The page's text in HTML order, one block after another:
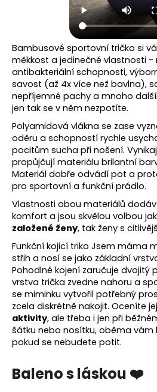
Bambusové sportovní tričko si
měkkost a jedinečné vlastnosti -
antibakteriální schopnosti,
savost (až 4x více než bavlna),
nepříjemné pachy a mnoho
jen tak se v něm nezpotíte.
Polyamidová vlákna se zase
oděru a schopností rychle
pocitům sucha při nošení.
propůjčují materiálu brilantní
Materiál dobře odvádí pot a
pro sportovní a funkční prádlo.
Vlastnosti obou materiálů
komfort a jsou skvělou volbou
založené ženy, tak ženy s
Funkční kojicí triko Jsem máma
střih a nosí se jako základní
Pohodlné kojení zaručuje dvojitý
vrstva trička zvedne nahoru a
se miminku vytvořil potřebný
zcela diskrétně nakojit. Oceníte jej
aktivity, ale třeba i jen při
šátku nebo nosítku, oběma vám
pokud se nebudete potit.
Baleno s láskou ❤️